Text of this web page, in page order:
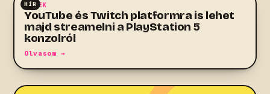
HÍR
HÍREK
YouTube és Twitch platformra is lehet
majd streamelni a PlayStation 5
konzolról
Olvasom →